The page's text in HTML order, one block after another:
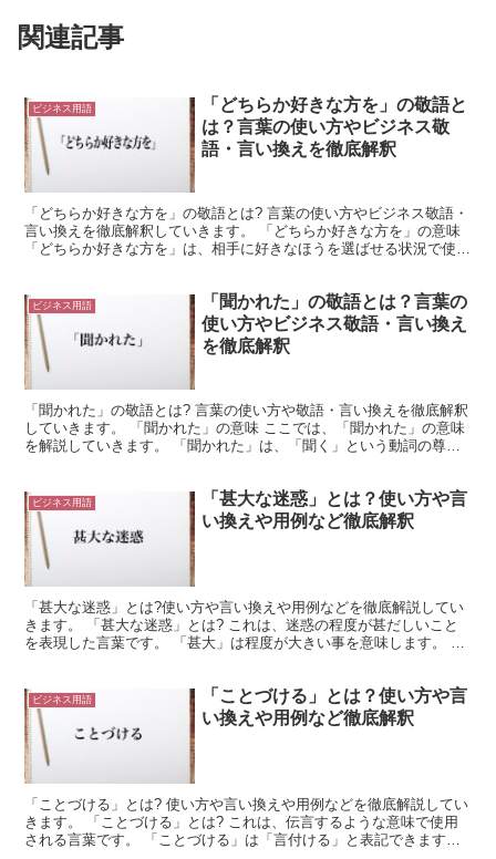
関連記事
ビジネス用語
「どちらか好きな方を」の敬語と
は？言葉の使い方やビジネス敬
語・言い換えを徹底解釈
「どちらか好きな方を」の敬語とは? 言葉の使い方やビジネス敬語・
言い換えを徹底解釈していきます。 「どちらか好きな方を」の意味
「どちらか好きな方を」は、相手に好きなほうを選ばせる状況で使用
ビジネス用語
「聞かれた」の敬語とは？言葉の
使い方やビジネス敬語・言い換え
を徹底解釈
「聞かれた」の敬語とは? 言葉の使い方や敬語・言い換えを徹底解釈
していきます。 「聞かれた」の意味 ここでは、「聞かれた」の意味
を解説していきます。 「聞かれた」は、「聞く」という動詞の尊敬
ビジネス用語
「甚大な迷惑」とは？使い方や言
い換えや用例など徹底解釈
「甚大な迷惑」とは?使い方や言い換えや用例などを徹底解説してい
きます。 「甚大な迷惑」とは? これは、迷惑の程度が甚だしいこと
を表現した言葉です。 「甚大」は程度が大きい事を意味します。 こ
ビジネス用語
「ことづける」とは？使い方や言
い換えや用例など徹底解釈
「ことづける」とは? 使い方や言い換えや用例などを徹底解説してい
きます。 「ことづける」とは? これは、伝言するような意味で使用
される言葉です。 「ことづける」は「言付ける」と表記できます。